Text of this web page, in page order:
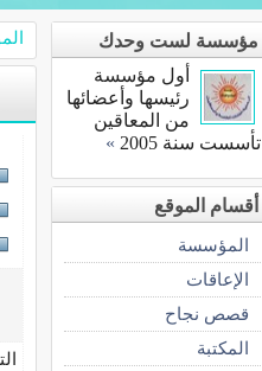
مؤسسة لست وحدك
أول مؤسسة
رئيسها وأعضائها
من المعاقين
تأسست سنة 2005
»
أقسام الموقع
المؤسسة
الإعاقات
قصص نجاح
المكتبة